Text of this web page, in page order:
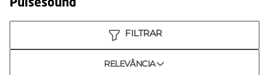
Pulsesound
RELEVÂNCIA